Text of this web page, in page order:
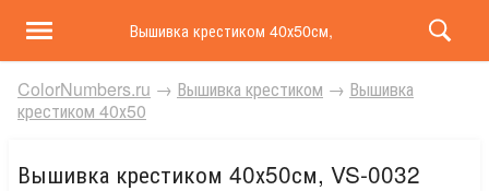
Вышивка крестиком 40х50см, VS-0032
ColorNumbers.ru → Вышивка крестиком → Вышивка
крестиком 40х50
Вышивка крестиком 40х50см, VS-0032